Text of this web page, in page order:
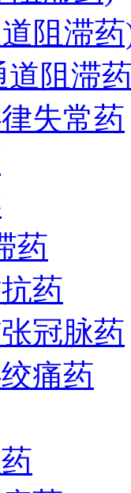
阻滞
阻滞
失常药
药
药
冠脉药
痛药